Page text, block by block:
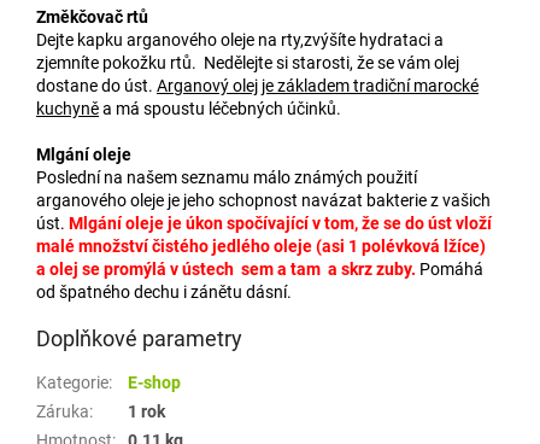
Změkčovač rtů
Dejte kapku arganového oleje na rty,zvýšíte hydrataci a
zjemníte pokožku rtů. Nedělejte si starosti, že se vám olej
dostane do úst. Arganový olej je základem tradiční marocké
kuchyněa má spoustu léčebných účinků.
Mlgání oleje
Poslední na našem seznamu málo známých použití
arganového oleje je jeho schopnost navázat bakterie z vašich
úst. Mlgání oleje je úkon spočívající v tom, že se do úst vloží
malé množství čistého jedlého oleje (asi 1 polévková lžíce)
a olej se promýlá v ústech sem a tam a skrz zuby. Pomáhá
od špatného dechu i zánětu dásní.
Doplňkové parametry
Kategorie:
E-shop
Záruka:
1 rok